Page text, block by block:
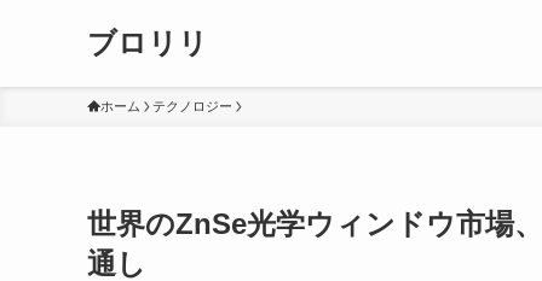
ブロリリ
ホーム テクノロジー
世界のZnSe光学ウィンドウ市場
通し